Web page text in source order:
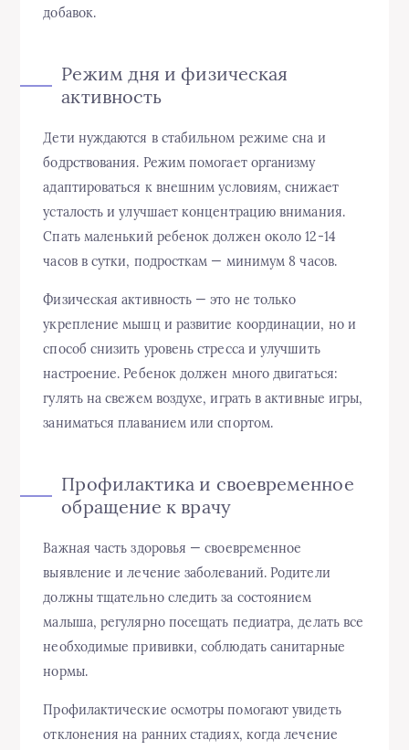
добавок.
Режим дня и физическая
активность
Дети нуждаются в стабильном режиме сна и
бодрствования. Режим помогает организму
адаптироваться к внешним условиям, снижает
усталость и улучшает концентрацию внимания.
Спать маленький ребенок должен около 12-14
часов в сутки, подросткам — минимум 8 часов.
Физическая активность — это не только
укрепление мышц и развитие координации, но и
способ снизить уровень стресса и улучшить
настроение. Ребенок должен много двигаться:
гулять на свежем воздухе, играть в активные игры,
заниматься плаванием или спортом.
Профилактика и своевременное
обращение к врачу
Важная часть здоровья — своевременное
выявление и лечение заболеваний. Родители
должны тщательно следить за состоянием
малыша, регулярно посещать педиатра, делать все
необходимые прививки, соблюдать санитарные
нормы.
Профилактические осмотры помогают увидеть
отклонения на ранних стадиях, когда лечение